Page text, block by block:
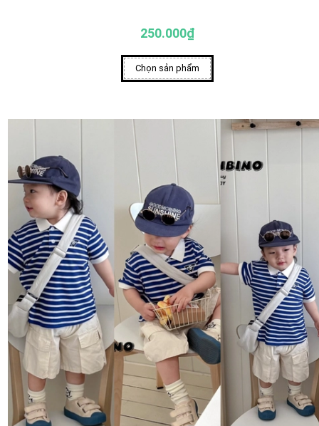
250.000₫
Chọn sản phẩm